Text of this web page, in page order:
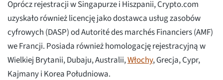
Oprócz rejestracji w Singapurze i Hiszpanii, Crypto.com
uzyskało również licencję jako dostawca usług zasobów
cyfrowych (DASP) od Autorité des marchés Financiers (AMF)
we Francji. Posiada również homologację rejestracyjną w
Wielkiej Brytanii, Dubaju, Australii,Włochy, Grecja, Cypr,
Kajmany i Korea Południowa.